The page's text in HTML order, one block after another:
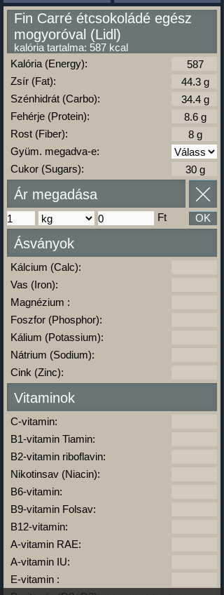
Fin Carré étcsokoládé egész
mogyoróval (Lidl)
kalória tartalma: 587 kcal
Kalória (Energy):
Zsír (Fat):
Szénhidrát (Carbo):
Fehérje (Protein):
Rost (Fiber):
Gyüm. megadva-e:
Cukor (Sugars):
Ár megadása
Ft OK
Ásványok
Kálcium (Calc):
Vas (Iron):
Magnézium :
Foszfor (Phosphor):
Kálium (Potassium):
Nátrium (Sodium):
Cink (Zinc):
Vitaminok
C-vitamin:
B1-vitamin Tiamin:
B2-vitamin riboflavin:
Nikotinsav (Niacin):
B6-vitamin:
B9-vitamin Folsav:
B12-vitamin:
A-vitamin RAE:
A-vitamin IU:
E-vitamin :